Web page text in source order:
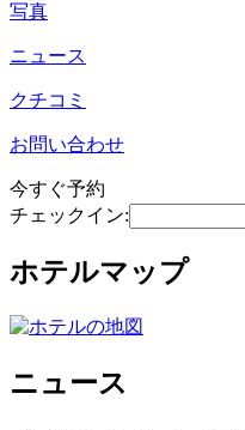
写真
ニュース
クチコミ
お問い合わせ
今すぐ予約
チェックイン:
ホテルマップ
ニュース